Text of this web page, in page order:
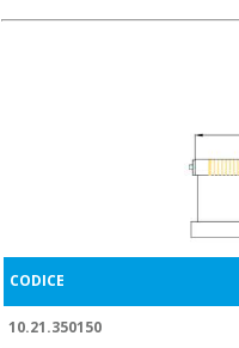
CODICE
10.21.350150